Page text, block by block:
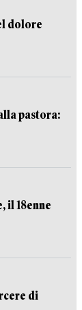
dolore
pastora:
il 18enne
di